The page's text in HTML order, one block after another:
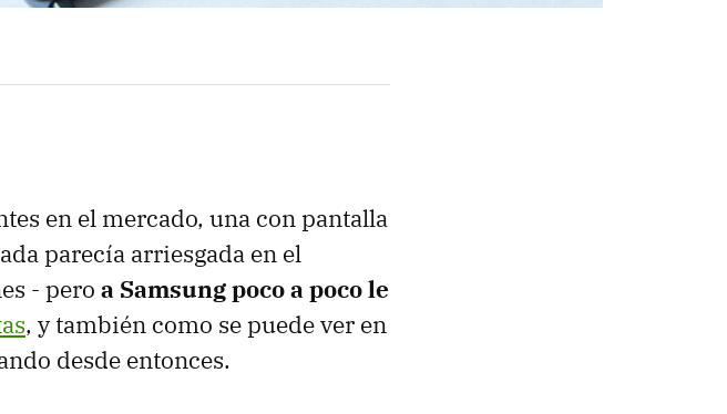
en el mercado, una con pantalla
parecía arriesgada en el
- pero a Samsung poco a poco le
, y también como se puede ver en
desde entonces.